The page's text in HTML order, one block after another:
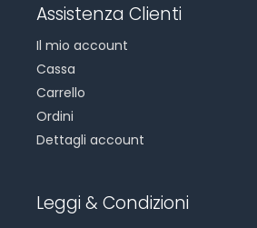
Assistenza Clienti
Il mio account
Cassa
Carrello
Ordini
Dettagli account
Leggi & Condizioni